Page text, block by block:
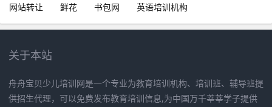
网站转让
鲜花 书包网 英语培训机构
关于本站
舟舟宝贝少儿培训网是一个专业为教育培训机构、培训班、辅导班提
供招生代理，可以免费发布教育培训信息,为中国万千莘莘学子提供